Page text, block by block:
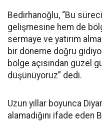
Bedirhanoğlu, “Bu
gelişmesine hem de
sermaye ve yatırım
bir döneme doğru
bölge açısından güzel
düşünüyoruz” dedi.
Uzun yıllar boyunca
alamadığını ifade eden